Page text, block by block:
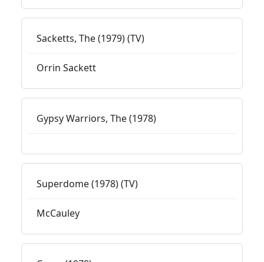
Sacketts, The (1979) (TV)
Orrin Sackett
Gypsy Warriors, The (1978)
Superdome (1978) (TV)
McCauley